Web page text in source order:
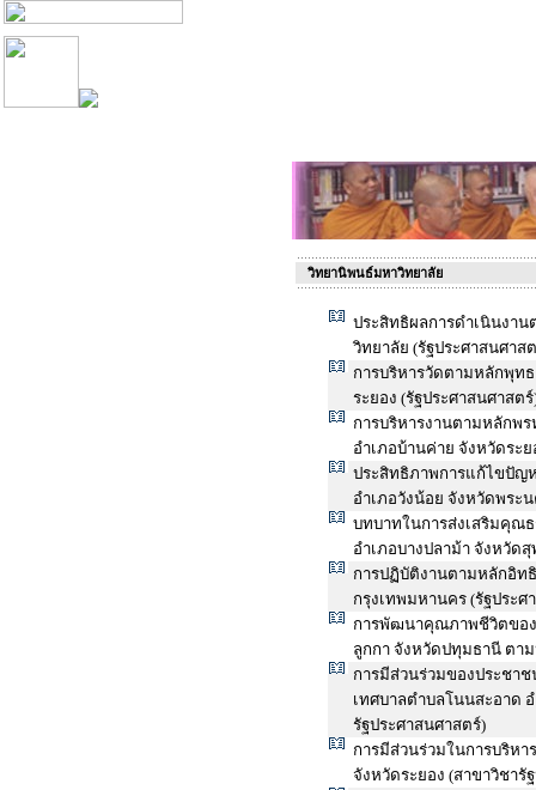
วิทยานิพนธ์มหาวิทยาลัย
ประสิทธิผลการดำเนินงา
วิทยาลัย (รัฐประศาสนศาส
การบริหารวัดตามหลักพุท
ระยอง (รัฐประศาสนศาสตร์
การบริหารงานตามหลักพ
อำเภอบ้านค่าย จังหวัดระ
ประสิทธิภาพการแก้ไขปัญ
อำเภอวังน้อย จังหวัดพระ
บทบาทในการส่งเสริมคุณ
อำเภอบางปลาม้า จังหวัด
การปฏิบัติงานตามหลักอิท
กรุงเทพมหานคร (รัฐประศ
การพัฒนาคุณภาพชีวิตของ
ลูกกา จังหวัดปทุมธานี ตา
การมีส่วนร่วมของประชา
เทศบาลตำบลโนนสะอาด
รัฐประศาสนศาสตร์)
การมีส่วนร่วมในการบริห
จังหวัดระยอง (สาขาวิชารั